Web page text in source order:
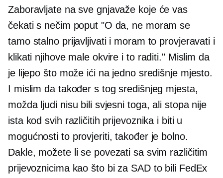
Zaboravljate na sve gnjavaže koje će vas
čekati s nečim poput "O da, ne moram se
tamo stalno prijavljivati ​​i moram to provjeravati i
klikati njihove male okvire i to raditi." Mislim da
je lijepo što može ići na jedno središnje mjesto.
I mislim da također s tog središnjeg mjesta,
možda ljudi nisu bili svjesni toga, ali stopa nije
ista kod svih različitih prijevoznika i biti u
mogućnosti to provjeriti, također je bolno.
Dakle, možete li se povezati sa svim različitim
prijevoznicima kao što bi za SAD to bili FedEx